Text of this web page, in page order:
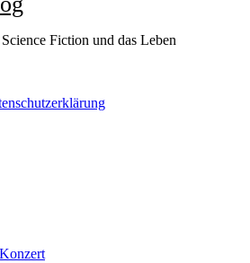
Fiction und das Leben
Konzert